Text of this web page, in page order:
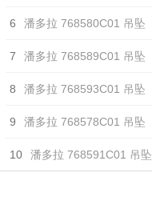
6 潘多拉 768580C01 吊坠
7 潘多拉 768589C01 吊坠
8 潘多拉 768593C01 吊坠
9 潘多拉 768578C01 吊坠
10 潘多拉 768591C01 吊坠